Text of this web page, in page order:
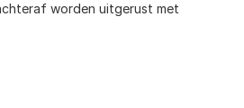
worden uitgerust met